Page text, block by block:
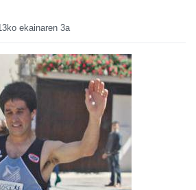
ekainaren 3a